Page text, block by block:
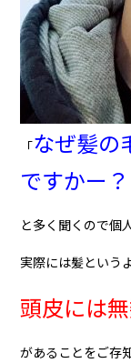
「なぜ髪の
ですかー？
と多く聞くので個
実際には髪という
頭皮には
があることをご存